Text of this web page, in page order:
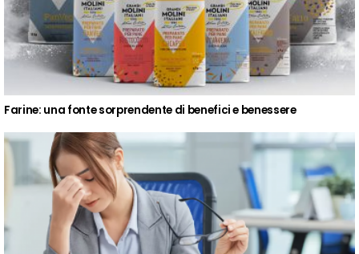
Farine: una fonte sorprendente di benefici e benessere